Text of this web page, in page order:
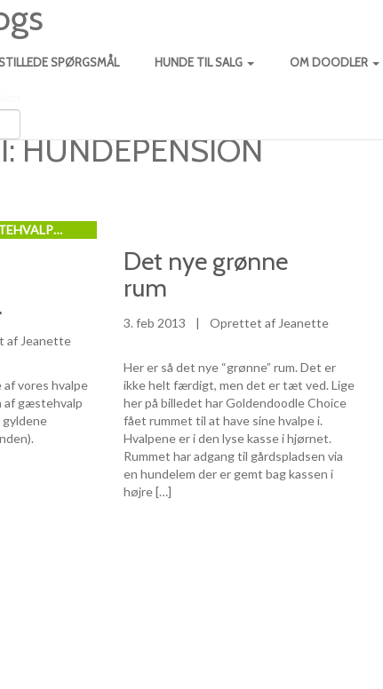
SPØRGSMÅL HUNDE TIL SALG OM DOODLER
HUNDEPENSION
af Jeanette
af vores hvalpe
af gæstehvalp
gyldene
Det nye grønne
rum
3. feb 2013 | Oprettet af Jeanette
Her er så det nye “grønne” rum. Det er
ikke helt færdigt, men det er tæt ved. Lige
her på billedet har Goldendoodle Choice
fået rummet til at have sine hvalpe i.
Hvalpene er i den lyse kasse i hjørnet.
Rummet har adgang til gårdspladsen via
en hundelem der er gemt bag kassen i
højre […]